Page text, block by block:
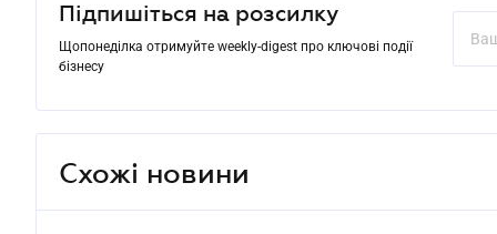
Підпишіться на розсилку
Щопонеділка отримуйте weekly-digest про ключові події
бізнесу
Схожі новини